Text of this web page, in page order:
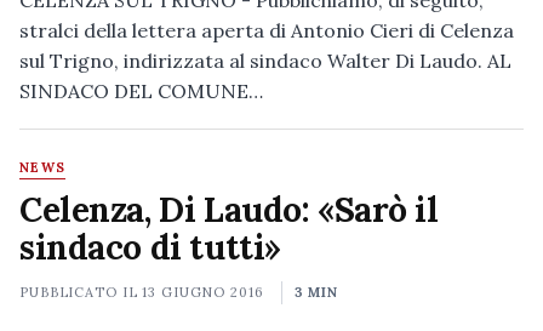
stralci della lettera aperta di Antonio Cieri di Celenza
sul Trigno, indirizzata al sindaco Walter Di Laudo. AL
SINDACO DEL COMUNE…
NEWS
Celenza, Di Laudo: «Sarò il
sindaco di tutti»
PUBBLICATO IL13 GIUGNO 2016 3 MIN